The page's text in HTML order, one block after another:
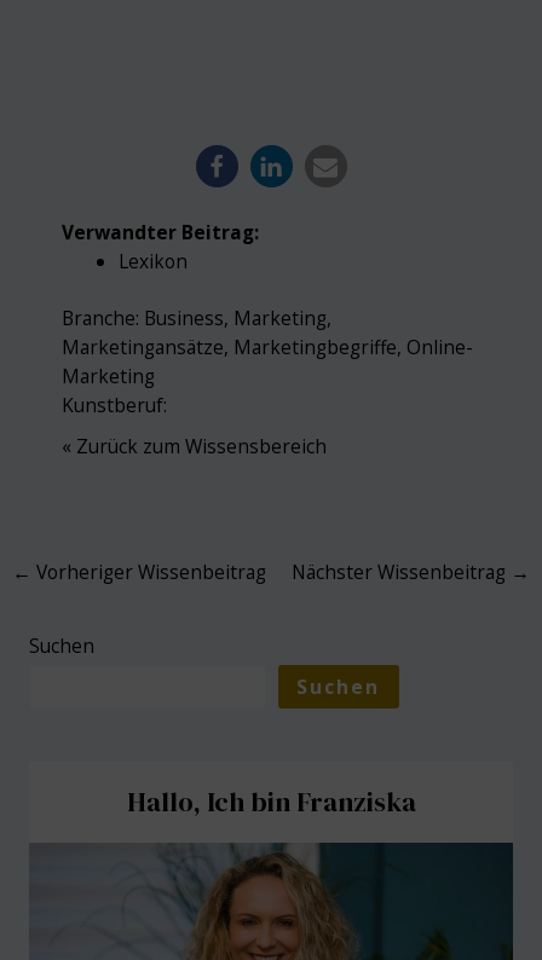
Verwandter Beitrag:
Lexikon
Branche: Business, Marketing,
Marketingansätze, Marketingbegriffe, Online-
Marketing
Kunstberuf:
« Zurück zum Wissensbereich
Post
← Vorheriger Wissenbeitrag Nächster Wissenbeitrag →
Suchen
Suchen
Hallo, Ich bin Franziska